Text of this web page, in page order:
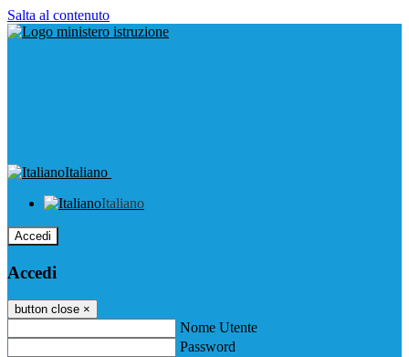
Salta al contenuto
Italiano
Italiano
Accedi
Accedi
button close ×
Nome Utente
Password